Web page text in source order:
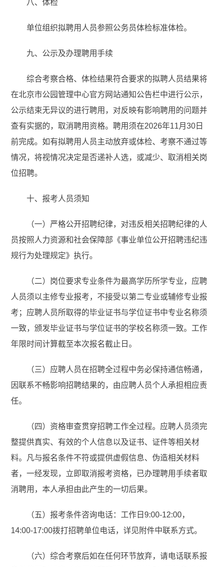
八、体检
单位组织拟聘用人员参照公务员体检标准体检。
九、公示及办理聘用手续
综合考察合格、体检结果符合要求的拟聘人员结果将
在北京市公园管理中心官方网站通知公告栏中进行公示，
公示结束无异议的进行聘用，对反映有影响聘用的问题并
查有实据的，取消聘用资格。聘用须在2026年11月30日
前完成。如有拟聘用人员主动放弃或体检、考察不通过等
情况，将视情况决定是否递补人选，或减少、取消相关岗
位招聘。
十、报考人员须知
（一）严格公开招聘纪律，对违反相关招聘纪律的人
员按照人力资源和社会保障部《事业单位公开招聘违纪违
规行为处理规定》执行。
（二）岗位要求专业条件为最高学历所学专业，应聘
人员须以主修专业报考，不接受以第二专业或辅修专业报
考；应聘人员所取得的毕业证书与学位证书中专业名称须
一致，颁发毕业证书与学位证书的学校名称须一致。工作
年限时间计算截至本次报名截止日。
（三）应聘人员在招聘全过程中务必保持通信畅通，
因联系不畅影响招聘结果的，由应聘人员个人承担相应责
任。
（四）资格审查贯穿招聘工作全过程。应聘人员须完
整提供真实、有效的个人信息以及证书、证件等相关材
料。凡与报名条件不符或提供虚假信息、伪造相关材料
者，一经发现，立即取消报考资格，已办理聘用手续者取
消聘用，本人承担由此产生的一切后果。
（五）报考条件咨询电话：工作日9:00-12:00，
14:00-17:00拨打招聘单位电话，详见附件中联系方式。
（六）综合考察后如在任何环节放弃，请电话联系报